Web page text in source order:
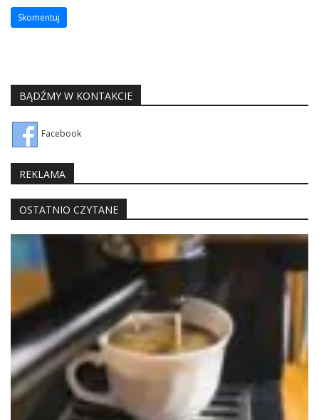
BĄDŹMY W KONTAKCIE
Facebook
REKLAMA
OSTATNIO CZYTANE